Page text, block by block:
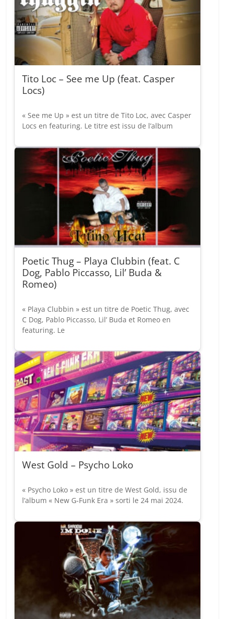
Tito Loc – See me Up (feat. Casper
Locs)
« See me Up » est un titre de Tito Loc, avec Casper
Locs en featuring. Le titre est issu de l’album
Poetic Thug – Playa Clubbin (feat. C
Dog, Pablo Piccasso, Lil’ Buda &
Romeo)
« Playa Clubbin » est un titre de Poetic Thug, avec
C Dog, Pablo Piccasso, Lil’ Buda et Romeo en
featuring. Le
West Gold – Psycho Loko
« Psycho Loko » est un titre de West Gold, issu de
l’album « New G-Funk Era » sorti le 24 mai 2024.